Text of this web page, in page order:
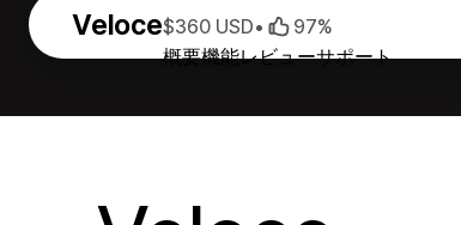
Veloce
概要機能レビューサポート
$360 USD• 97%